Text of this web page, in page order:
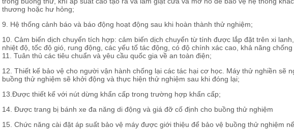
thương hoặc hư hỏng;
9. Hệ thống cảnh báo và báo động hoạt động sau khi hoàn thành thử nghiệm;
10. Cảm biến dịch chuyển tích hợp: cảm biến dịch chuyển từ tính được lắp đặt trên xi
nhiệt độ, tốc độ gió, rung động, các yếu tố tác động, có độ chính xác cao, khả năng
11. Tuân thủ các tiêu chuẩn và yêu cầu quốc gia về an toàn điện;
12. Thiết kế bảo vệ cho người vận hành chống lại các tác hại cơ học. Máy thử nghiền sẽ
buồng thử nghiệm sẽ khởi động và thực hiện thử nghiệm sau khi đóng lại;
13.Được thiết kế với nút dừng khẩn cấp trong trường hợp khẩn cấp;
14. Được trang bị bánh xe đa năng di động và giá đỡ cố định cho buồng thử nghiệm
15. Chức năng cài đặt áp suất bảo vệ máy được giới thiệu để bảo vệ buồng thử nghiệm